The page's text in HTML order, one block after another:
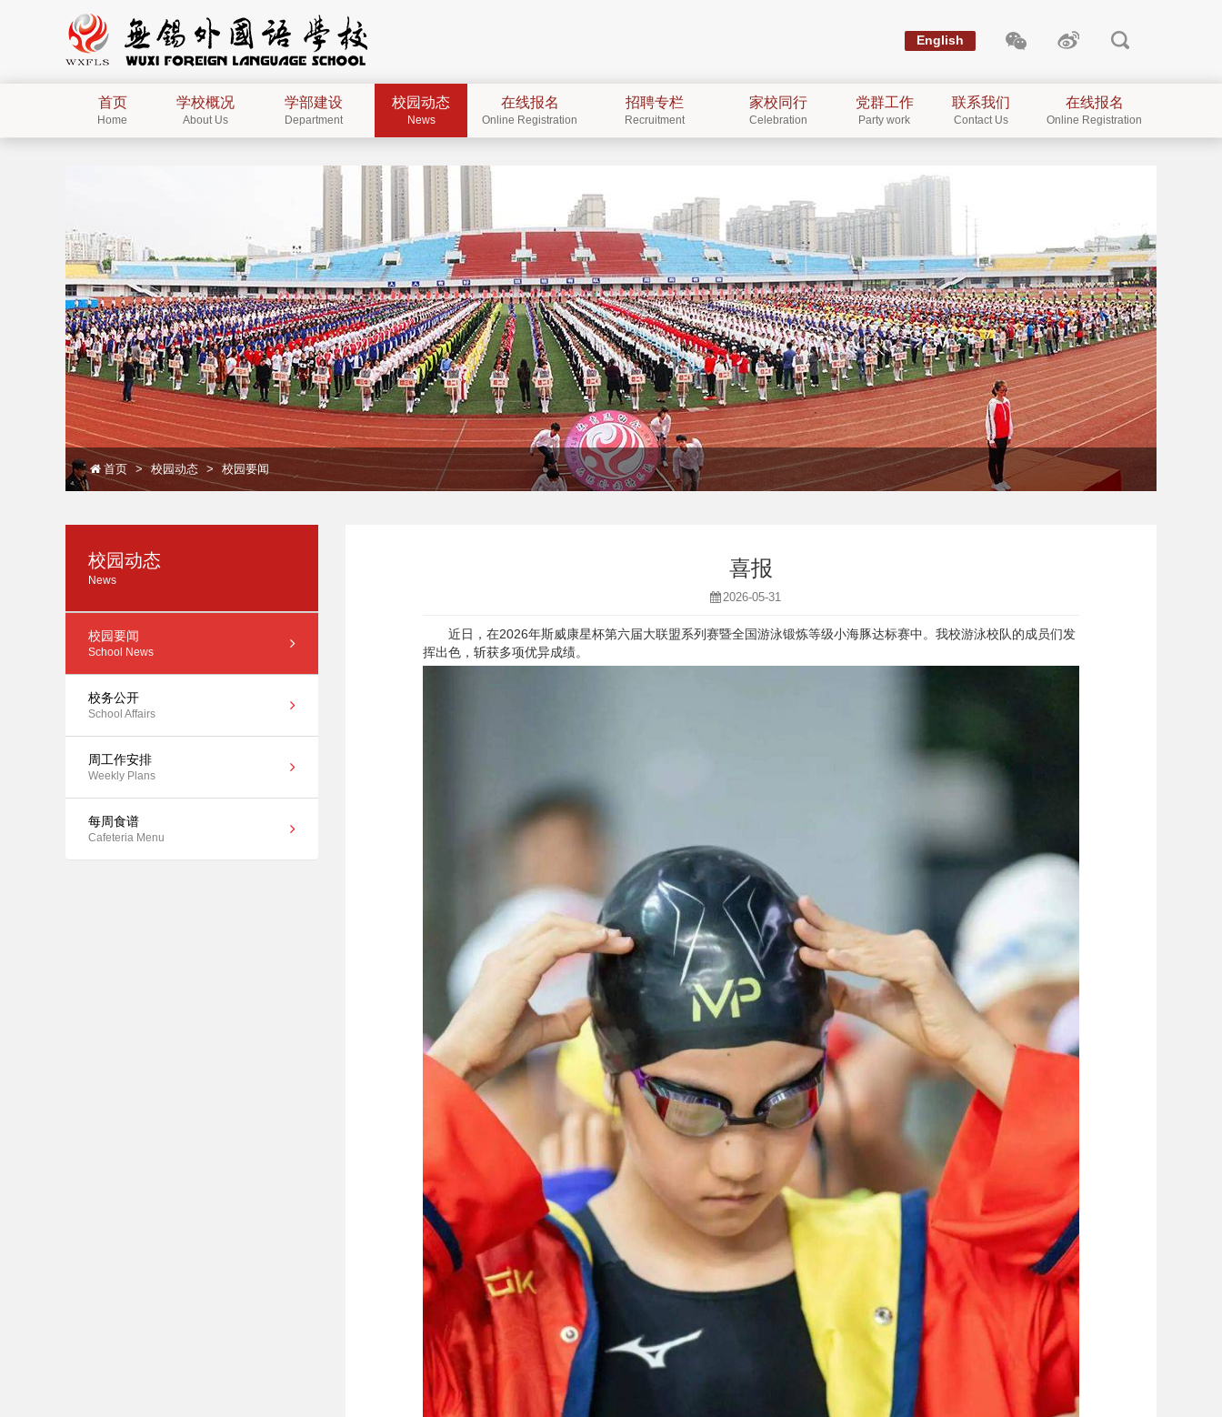
English
首页
Home
学校概况
About Us
学部建设
Department
校园动态
News
在线报名
Online Registration
招聘专栏
Recruitment
家校同行
Celebration
党群工作
Party work
联系我们
Contact Us
在线报名
Online Registration
首页 校园动态 校园要闻
校园动态
News
校园要闻
School News
校务公开
School Affairs
周工作安排
Weekly Plans
每周食谱
Cafeteria Menu
喜报
2026-05-31
近日，在2026年斯威康星杯第六届大联盟系列赛暨全国游泳锻炼等级小海豚达标赛中。我校游泳校队的成员们发
挥出色，斩获多项优异成绩。